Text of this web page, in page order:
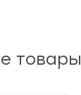
товары